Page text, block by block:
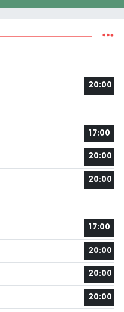
20:00
17:00
20:00
20:00
17:00
20:00
20:00
20:00